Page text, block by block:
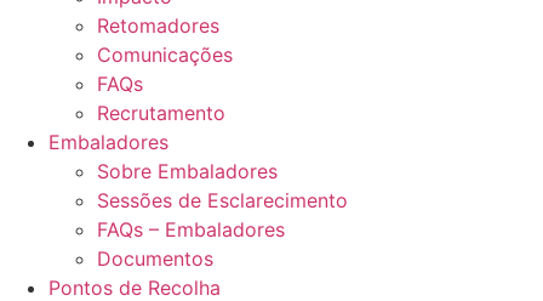
Retomadores
Comunicações
FAQs
Recrutamento
Embaladores
Sobre Embaladores
Sessões de Esclarecimento
FAQs – Embaladores
Documentos
Pontos de Recolha